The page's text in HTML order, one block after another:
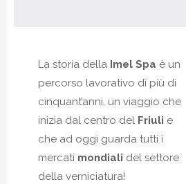
La storia della Imel Spa è un
percorso lavorativo di più di
cinquant’anni, un viaggio che
inizia dal centro del Friuli e
che ad oggi guarda tutti i
mercati mondiali del settore
della verniciatura!